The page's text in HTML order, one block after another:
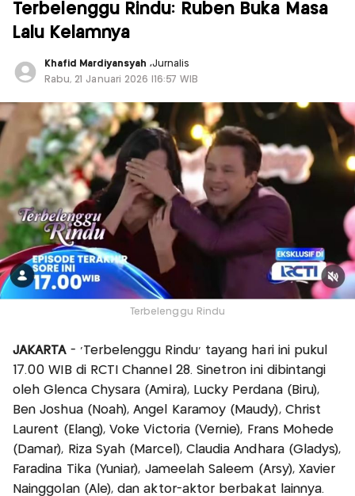
Terbelenggu Rindu: Ruben Buka Masa
Lalu Kelamnya
Khafid Mardiyansyah ,Jurnalis
Rabu, 21 Januari 2026 |16:57 WIB
Terbelenggu Rindu
JAKARTA- 'Terbelenggu Rindu' tayang hari ini pukul
17.00 WIB di RCTI Channel 28. Sinetron ini dibintangi
oleh Glenca Chysara (Amira), Lucky Perdana (Biru),
Ben Joshua (Noah), Angel Karamoy (Maudy), Christ
Laurent (Elang), Voke Victoria (Vernie), Frans Mohede
(Damar), Riza Syah (Marcel), Claudia Andhara (Gladys),
Faradina Tika (Yuniar), Jameelah Saleem (Arsy), Xavier
Nainggolan (Ale), dan aktor-aktor berbakat lainnya.